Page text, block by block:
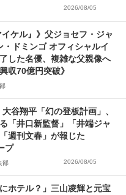
2026/08/05
ケル』》父ジョセフ・ジャ
・ドミンゴ オフィシャルイ
した名優、複雑な父親像へ
収70億円突破》
大谷翔平「幻の登板計画」、
「井口新監督」「井端ジャ
週刊文春」が報じた
プ
部 2026/08/05
ホテル？」三山凌輝と元宝